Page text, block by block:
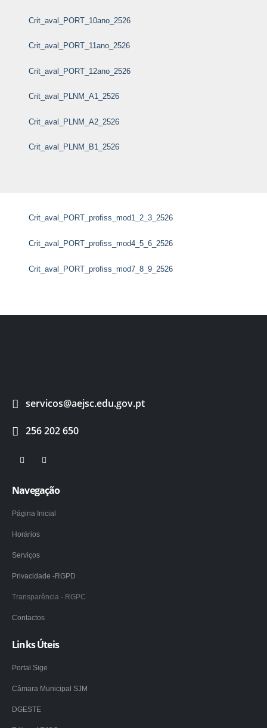
Crit_aval_PORT_10ano_2526
Crit_aval_PORT_11ano_2526
Crit_aval_PORT_12ano_2526
Crit_aval_PLNM_A1_2526
Crit_aval_PLNM_A2_2526
Crit_aval_PLNM_B1_2526
Crit_aval_PORT_profiss_mod1_2_3_2526
Crit_aval_PORT_profiss_mod4_5_6_2526
Crit_aval_PORT_profiss_mod7_8_9_2526
servicos@aejsc.edu.gov.pt
256 202 650
Navegação
Página Inicial
Horários
Serviços
Privacidade -RGPD
Transparência - RGPC
Contactos
Links Úteis
Portal Sige
Câmara Municipal SJM
DGESTE